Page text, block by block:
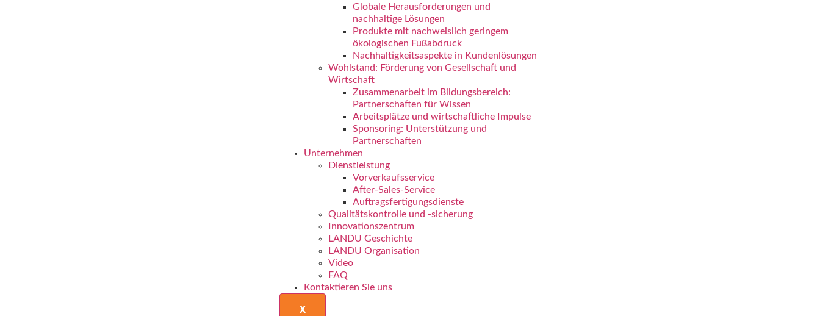
Globale Herausforderungen und
nachhaltige Lösungen
Produkte mit nachweislich geringem
ökologischen Fußabdruck
Nachhaltigkeitsaspekte in Kundenlösungen
Wohlstand: Förderung von Gesellschaft und
Wirtschaft
Zusammenarbeit im Bildungsbereich:
Partnerschaften für Wissen
Arbeitsplätze und wirtschaftliche Impulse
Sponsoring: Unterstützung und
Partnerschaften
Unternehmen
Dienstleistung
Vorverkaufsservice
After-Sales-Service
Auftragsfertigungsdienste
Qualitätskontrolle und -sicherung
Innovationszentrum
LANDU Geschichte
LANDU Organisation
Video
FAQ
Kontaktieren Sie uns
X